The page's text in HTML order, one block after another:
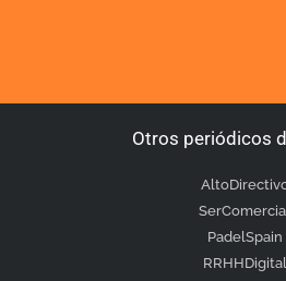
Otros periódicos
SerComercial
PadelSpain
RRHHDigital